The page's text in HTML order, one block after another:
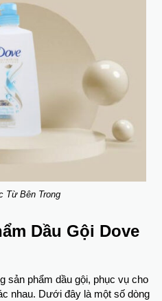
Từ Bên Trong
Dầu Gội Dove
sản phẩm dầu gội, phục vụ cho
nhau. Dưới đây là một số dòng